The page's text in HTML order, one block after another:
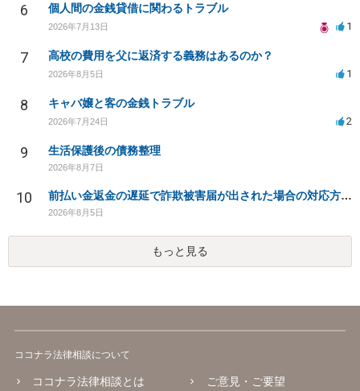
6 個人間の金銭貸借に関わるトラブル
2026年7月13日 1
7 高校の費用を父に返済する義務はあるのか？
2026年8月5日 1
8 キャバ嬢と客の金銭トラブル
2026年7月24日 2
9 生活保護後の債務整理
2026年8月7日
10 前払い金返金の遅延で詐欺被害届が出された場合の対応方法は？
2026年8月5日
もっと見る
ココナラ法律相談について
ココナラ法律相談とは ご意見・ご要望